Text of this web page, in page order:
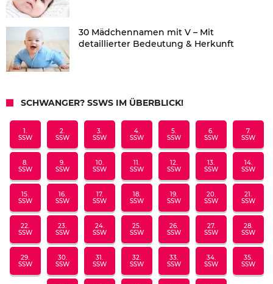
30 Mädchennamen mit V – Mit
detaillierter Bedeutung & Herkunft
SCHWANGER? SSWS IM ÜBERBLICK!
1.
SSW
2.
SSW
3.
SSW
4.
SSW
5.
SSW
6.
SSW
7.
SSW
8.
SSW
9.
SSW
10.
SSW
11.
SSW
12.
SSW
13.
SSW
14.
SSW
15.
SSW
16.
SSW
17.
SSW
18.
SSW
19.
SSW
20.
SSW
21.
SSW
22.
SSW
23.
SSW
24.
SSW
25.
SSW
26.
SSW
27.
SSW
28.
SSW
29.
SSW
30.
SSW
31.
SSW
32.
SSW
33.
SSW
34.
SSW
35.
SSW